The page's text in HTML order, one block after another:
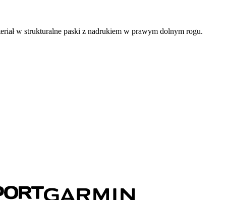
w strukturalne paski z nadrukiem w prawym dolnym rogu.